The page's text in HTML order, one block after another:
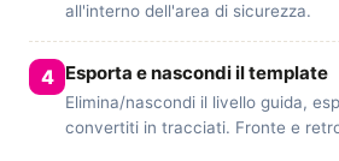
all'interno dell'area di sicurezza.
Esporta e nascondi il template
Elimina/nascondi il livello guida,
convertiti in tracciati. Fronte e